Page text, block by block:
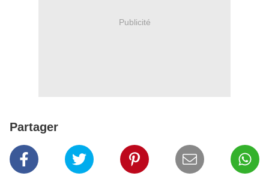
Publicité
Partager